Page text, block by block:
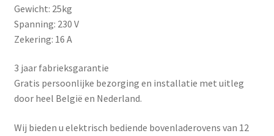
Gewicht: 25kg
Spanning: 230 V
Zekering: 16 A
3 jaar fabrieksgarantie
Gratis persoonlijke bezorging en installatie met uitleg
door heel België en Nederland.
Wij bieden u elektrisch bediende bovenladerovens van 12